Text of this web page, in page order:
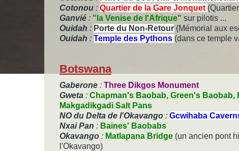
Cotonou : Quartier de la Gare Jonquet
Ganvié : "la Venise de l'Afrique" sur
Ouidah : Porte du Non-Retour (Mémorial aux
Ouidah : Temple des Pythons (dans ce temple
Botswana
Gaberone : Three Dikgos Monument
Gweta : Chapman's Baobab, Green's Baobab,
Makgadikgadi Salt Pans
NO du Delta de l'Okavango : Gcwihaba
Nxai Pan : Baines' Baobabs
Okavango : Matlapana Bridge (un ancien pont
l'Okavango)